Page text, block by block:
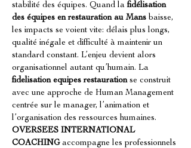
stabilité des équipes. Quand la fidélisation
des équipes en restauration au Mans baisse,
les impacts se voient vite: délais plus longs,
qualité inégale et difficulté à maintenir un
standard constant. L’enjeu devient alors
organisationnel autant qu’humain. La
fidelisation equipes restauration se construit
avec une approche de Human Management
centrée sur le manager, l’animation et
l’organisation des ressources humaines.
OVERSEES INTERNATIONAL
COACHING accompagne les professionnels